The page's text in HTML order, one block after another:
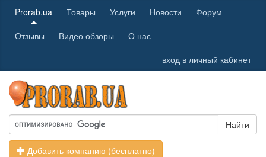
Prorab.ua Товары Услуги Новости
Форум
Отзывы
Видео обзоры
О нас
вход в личный кабинет
Найти
Добавить компанию (бесплатно)